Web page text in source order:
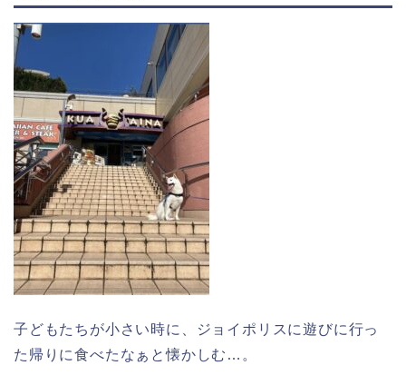
子どもたちが小さい時に、ジョイポリスに遊びに行っ
た帰りに食べたなぁと懐かしむ…。